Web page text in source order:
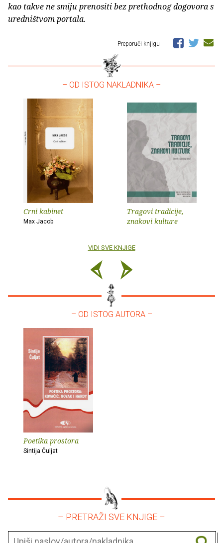
kao takve ne smiju prenositi bez prethodnog dogovora s
uredništvom portala.
Preporuči knjigu
– OD ISTOG NAKLADNIKA –
Crni kabinet
Max Jacob
Tragovi tradicije,
znakovi kulture
VIDI SVE KNJIGE
– OD ISTOG AUTORA –
Poetika prostora
Sintija Čuljat
– PRETRAŽI SVE KNJIGE –